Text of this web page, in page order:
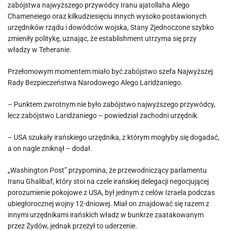
zabójstwa najwyższego przywódcy Iranu ajatollaha Alego
Chameneiego oraz kilkudziesięciu innych wysoko postawionych
urzędników rządu i dowódców wojska, Stany Zjednoczone szybko
zmieniły politykę, uznając, że establishment utrzyma się przy
władzy w Teheranie.
Przełomowym momentem miało być zabójstwo szefa Najwyższej
Rady Bezpieczeństwa Narodowego Alego Laridżaniego.
– Punktem zwrotnym nie było zabójstwo najwyższego przywódcy,
lecz zabójstwo Laridżaniego – powiedział zachodni urzędnik.
– USA szukały irańskiego urzędnika, z którym mogłyby się dogadać,
a on nagle zniknął – dodał.
„Washington Post” przypomina, że przewodniczący parlamentu
Iranu Ghalibaf, który stoi na czele irańskiej delegacji negocjującej
porozumienie pokojowe z USA, był jednym z celów Izraela podczas
ubiegłorocznej wojny 12-dniowej. Miał on znajdować się razem z
innymi urzędnikami irańskich władz w bunkrze zaatakowanym
przez Żydów, jednak przeżył to uderzenie.